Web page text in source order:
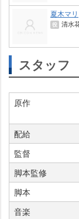
夏木マリ
役 清水
スタッフ
原作
配給
監督
脚本監修
脚本
音楽